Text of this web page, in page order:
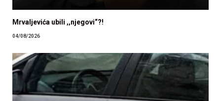
Mrvaljevića ubili ,,njegovi“?!
04/08/2026